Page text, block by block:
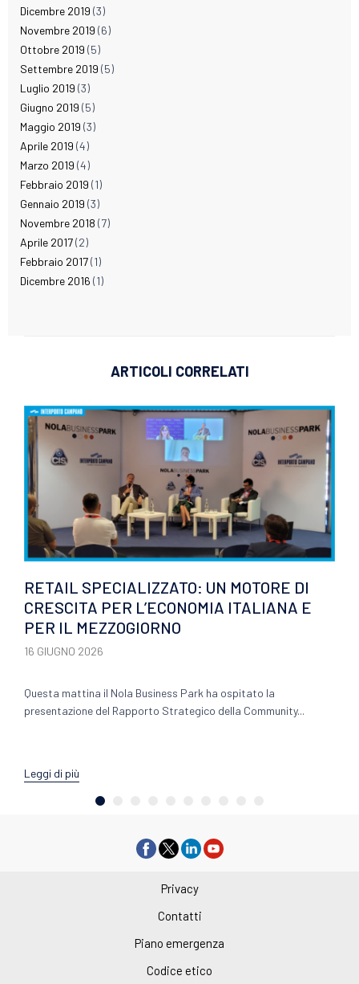
Dicembre 2019 (3)
Novembre 2019 (6)
Ottobre 2019 (5)
Settembre 2019 (5)
Luglio 2019 (3)
Giugno 2019 (5)
Maggio 2019 (3)
Aprile 2019 (4)
Marzo 2019 (4)
Febbraio 2019 (1)
Gennaio 2019 (3)
Novembre 2018 (7)
Aprile 2017(2)
Febbraio 2017(1)
Dicembre 2016 (1)
ARTICOLI CORRELATI
RETAIL SPECIALIZZATO: UN MOTORE DI
CRESCITA PER L’ECONOMIA ITALIANA E
PER IL MEZZOGIORNO
16 GIUGNO 2026
Questa mattina il Nola Business Park ha ospitato la
presentazione del Rapporto Strategico della Community...
Leggi di più
Privacy
Contatti
Piano emergenza
Codice etico